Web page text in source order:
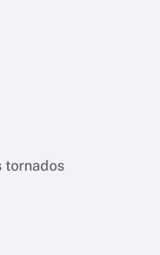
tornados